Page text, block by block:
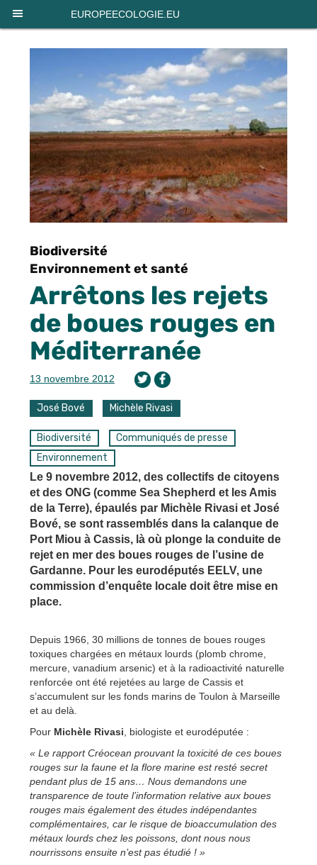
EUROPEECOLOGIE.EU
Biodiversité
Environnement et santé
Arrêtons les rejets
de boues rouges en
Méditerranée
13 novembre 2012
José Bové Michèle Rivasi
Biodiversité
Communiqués de presse
Environnement
Le 9 novembre 2012, des collectifs de citoyens
et des ONG (comme Sea Shepherd et les Amis
de la Terre), épaulés par Michèle Rivasi et José
Bové, se sont rassemblés dans la calanque de
Port Miou à Cassis, là où plonge la conduite de
rejet en mer des boues rouges de l’usine de
Gardanne. Pour les eurodéputés EELV, une
commission d’enquête locale doit être mise en
place.
Depuis 1966, 30 millions de tonnes de boues rouges
toxiques chargées en métaux lourds (plomb chrome,
mercure, vanadium arsenic) et à la radioactivité naturelle
renforcée ont été rejetées au large de Cassis et
s’accumulent sur les fonds marins de Toulon à Marseille
et au delà.
Pour Michèle Rivasi, biologiste et eurodéputée :
« Le rapport Créocean prouvant la toxicité de ces boues
rouges sur la faune et la flore marine est resté secret
pendant plus de 15 ans… Nous demandons une
transparence de toute l’information relative aux boues
rouges mais également des études indépendantes
complémentaires, car le risque de bioaccumulation des
métaux lourds chez les poissons, dont nous nous
nourrissons ensuite n’est pas étudié ! »